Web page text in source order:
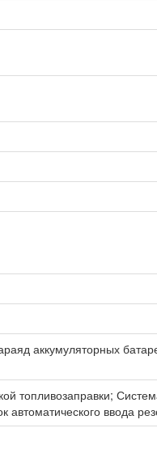
аккумуляторных
топливозаправки;
ввода